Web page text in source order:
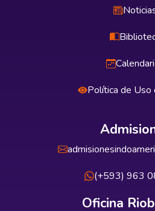
Política de Uso
(+593) 963
Oficina